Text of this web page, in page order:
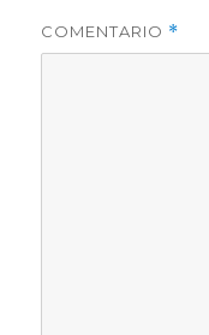
COMENTARIO *